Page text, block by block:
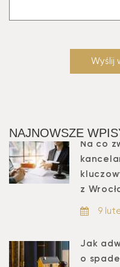
NAJNOWSZE
Na co
z
9
Jak
o